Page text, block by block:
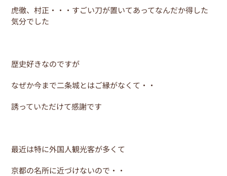
虎徹、村正・・・すごい刀が置いてあってなんだか得した
気分でした
歴史好きなのですが
なぜか今まで二条城とはご縁がなくて・・
誘っていただけて感謝です
最近は特に外国人観光客が多くて
京都の名所に近づけないので・・